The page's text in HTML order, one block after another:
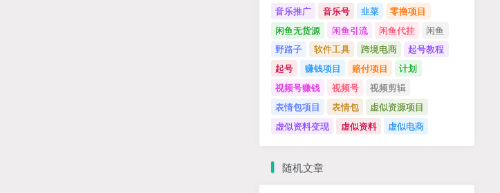
音乐推广
音乐号 韭菜
零撸项目
闲鱼无货源
闲鱼引流 闲鱼代挂
闲鱼
野路子
软件工具 跨境电商
起号教程
起号
赚钱项目 赔付项目
计划
视频号赚钱
视频号
视频剪辑
表情包项目
表情包
虚似资源项目
虚似资料变现
虚似资料 虚似电商
随机文章